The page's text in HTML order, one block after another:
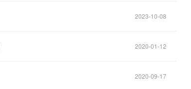
2023-10-08
2020-01-12
2020-09-17